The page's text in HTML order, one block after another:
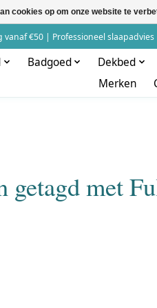
€50 | Professioneel slaapadvies
Badgoed Dekbed
Merken
getagd met
cookies op om onze website te